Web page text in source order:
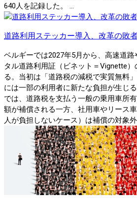
640人を記録した。 ...
道路利用ステッカー導入、改革の敗
ベルギーでは2027年5月から、高速道
タル道路利用証（ビネット＝Vignette
る。当初は「道路税の減税で実質無料
には一部の利用者に新たな負担が生じ
では、道路税を支払う一般の乗用車所
額が補償される一方、社用車やリース
人が負担しないケース）は補償の対象外